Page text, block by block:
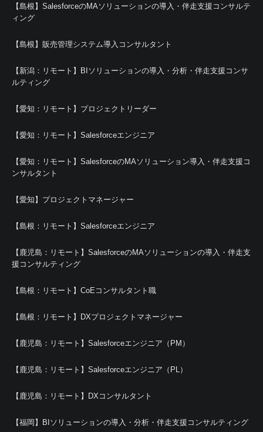
【島根】SalesforceのMAソリューションの導入・伴走支援コンサルテ
ィング
【島根】販売管理システム導入コンサルタント
【新潟：リモート】BIソリューションの導入・分析・伴走支援コンサ
ルティング
【愛知：リモート】プロジェクトリーダー
【愛知：リモート】Salesforceエンジニア
【愛知：リモート】SalesforceのMAソリューション導入・伴走支援コ
ンサルタント
【愛知】プロジェクトマネージャー
【島根：リモート】Salesforceエンジニア
【鹿児島：リモート】SalesforceのMAソリューションの導入・伴走支
援コンサルティング
【島根：リモート】CoEコンサルタント職
【島根：リモート】DXプロジェクトマネージャー
【鹿児島：リモート】Salesforceエンジニア（PM）
【鹿児島：リモート】Salesforceエンジニア（PL）
【鹿児島：リモート】DXコンサルタント
【福岡】BIソリューションの導入・分析・伴走支援コンサルティング